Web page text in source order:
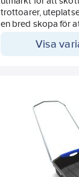
trottoarer,
en bred skopa för
med. Den har ett
Visa